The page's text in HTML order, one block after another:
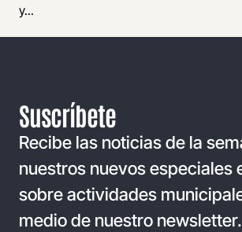
y...
Suscríbete
Recibe las noticias de la
nuestros nuevos especiales
sobre actividades
medio de nuestro newsletter.